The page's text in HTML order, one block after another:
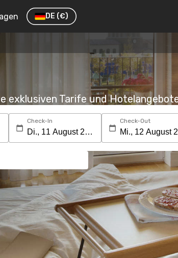
DE (€)
exklusiven Tarife und
Check-In Check-Out